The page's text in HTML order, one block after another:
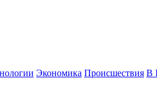
Экономика Происшествия В